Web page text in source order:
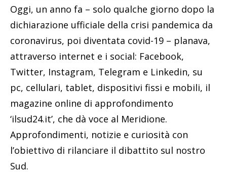
Oggi, un anno fa – solo qualche giorno dopo la
dichiarazione ufficiale della crisi pandemica da
coronavirus, poi diventata covid-19 – planava,
attraverso internet e i social: Facebook,
Twitter, Instagram, Telegram e Linkedin, su
pc, cellulari, tablet, dispositivi fissi e mobili, il
magazine online di approfondimento
‘ilsud24.it’, che dà voce al Meridione.
Approfondimenti, notizie e curiosità con
l’obiettivo di rilanciare il dibattito sul nostro
Sud.